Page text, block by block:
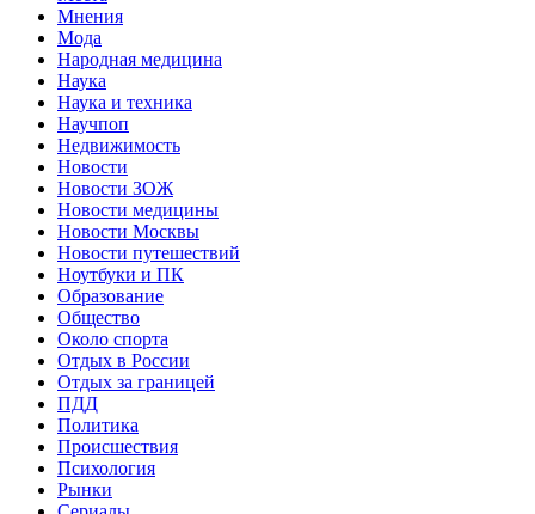
Мнения
Мода
Народная медицина
Наука
Наука и техника
Научпоп
Недвижимость
Новости
Новости ЗОЖ
Новости медицины
Новости Москвы
Новости путешествий
Ноутбуки и ПК
Образование
Общество
Около спорта
Отдых в России
Отдых за границей
ПДД
Политика
Происшествия
Психология
Рынки